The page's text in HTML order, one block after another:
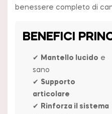
benessere completo di
BENEFICI
✔ Mantello lucido e
sano
✔ Supporto
articolare
✔
Rinforza il sistema